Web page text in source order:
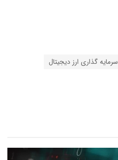
سرمایه گذاری ارز دیجیتال